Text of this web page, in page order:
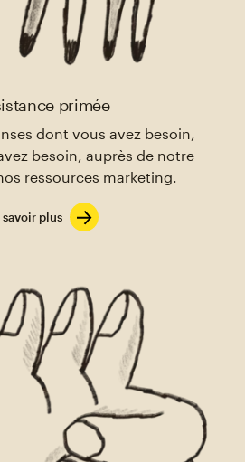
primée
dont vous avez besoin,
besoin, auprès de notre
ressources marketing.
savoir plus